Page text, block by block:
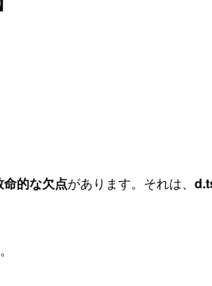
命的な欠点があります。それは、